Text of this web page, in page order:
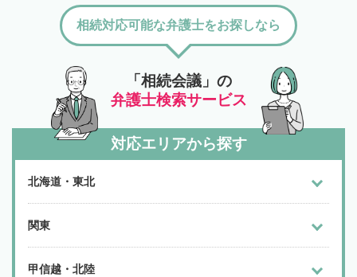
「相続会議」の
弁護士検索サービス
相続対応可能な弁護士をお探しなら
対応エリアから探す
北海道・東北
関東
甲信越・北陸